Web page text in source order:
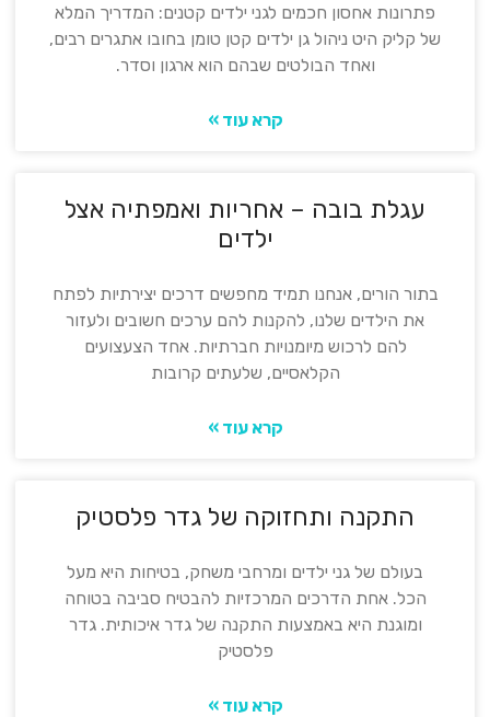
פתרונות אחסון חכמים לגני ילדים קטנים: המדריך המלא
של קליק היט ניהול גן ילדים קטן טומן בחובו אתגרים רבים,
ואחד הבולטים שבהם הוא ארגון וסדר.
קרא עוד »
עגלת בובה – אחריות ואמפתיה אצל
ילדים
בתור הורים, אנחנו תמיד מחפשים דרכים יצירתיות לפתח
את הילדים שלנו, להקנות להם ערכים חשובים ולעזור
להם לרכוש מיומנויות חברתיות. אחד הצעצועים
הקלאסיים, שלעתים קרובות
קרא עוד »
התקנה ותחזוקה של גדר פלסטיק
בעולם של גני ילדים ומרחבי משחק, בטיחות היא מעל
הכל. אחת הדרכים המרכזיות להבטיח סביבה בטוחה
ומוגנת היא באמצעות התקנה של גדר איכותית. גדר
פלסטיק
קרא עוד »